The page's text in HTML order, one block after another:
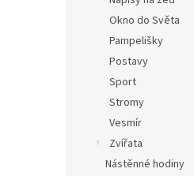
Okno do Světa
Pampelišky
Postavy
Sport
Stromy
Vesmír
Zvířata
Nástěnné hodiny